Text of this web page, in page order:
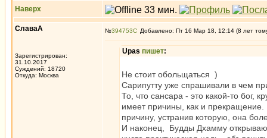
Наверх
СлаваА
Зарегистрирован:
31.10.2017
Суждений: 18720
Откуда: Москва
№394753 Добавлено: Пт 16 Мар 18, 12:14 (8 лет
Upas пишет:
Не стоит обольщаться )
Сарипутту уже спрашивали в чем
То, что сансара - это какой-то бог,
имеет причины, как и прекращение.
причину, устранив которую, она
И наконец, Будды Дхамму